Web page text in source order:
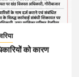
को कारण